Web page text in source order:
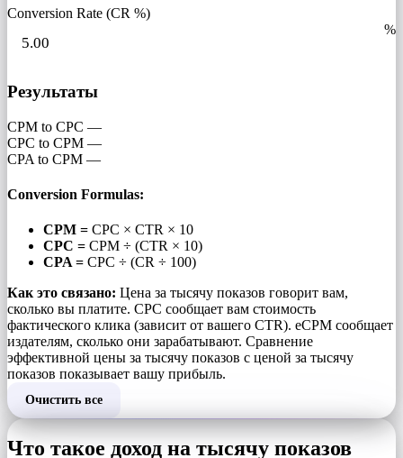
Conversion Rate (CR %)
%
Результаты
CPM to CPC —
CPC to CPM —
CPA to CPM —
Conversion Formulas:
CPM = CPC × CTR × 10
CPC = CPM ÷ (CTR × 10)
CPA = CPC ÷ (CR ÷ 100)
Как это связано: Цена за тысячу показов говорит вам,
сколько вы платите. CPC сообщает вам стоимость
фактического клика (зависит от вашего CTR). eCPM сообщает
издателям, сколько они зарабатывают. Сравнение
эффективной цены за тысячу показов с ценой за тысячу
показов показывает вашу прибыль.
Очистить все
Что такое доход на тысячу показов